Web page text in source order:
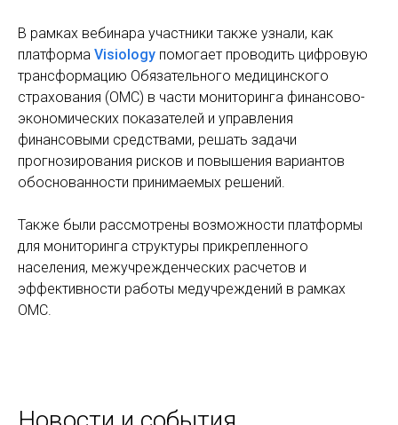
В рамках вебинара участники также узнали, как
платформа Visiology помогает проводить цифровую
трансформацию Обязательного медицинского
страхования (ОМС) в части мониторинга финансово-
экономических показателей и управления
финансовыми средствами, решать задачи
прогнозирования рисков и повышения вариантов
обоснованности принимаемых решений.
Также были рассмотрены возможности платформы
для мониторинга структуры прикрепленного
населения, межучрежденческих расчетов и
эффективности работы медучреждений в рамках
ОМС.